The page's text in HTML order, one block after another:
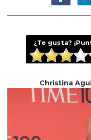
¿Te gusta?
Christina